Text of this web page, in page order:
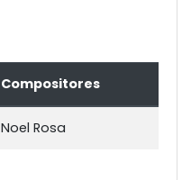
Compositores
Noel Rosa